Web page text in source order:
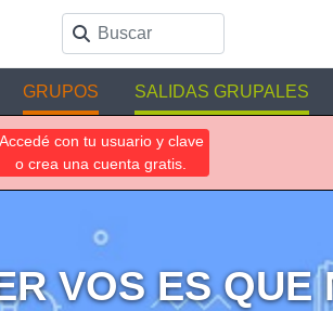
GRUPOS SALIDAS GRUPALES
Accedé con tu usuario y clave
o crea una cuenta gratis.
VOS ES QUE